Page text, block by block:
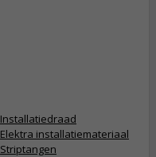
Installatiedraad
Elektra installatiemateriaal
Striptangen